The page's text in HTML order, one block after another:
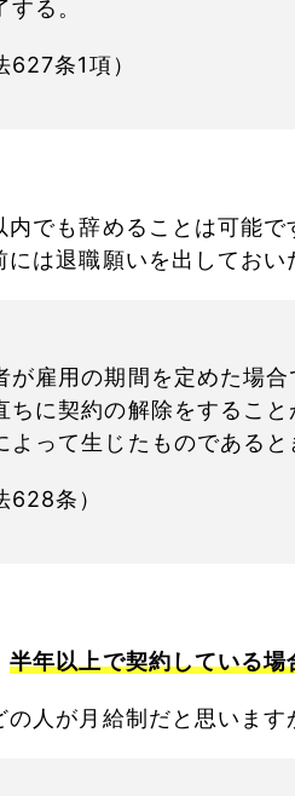
する。
627条1項）
内でも辞めることは可能で
には退職願いを出しておい
が雇用の期間を定めた場
ちに契約の解除をするこ
よって生じたものであると
628条）
半年以上で契約している場
の人が月給制だと思います